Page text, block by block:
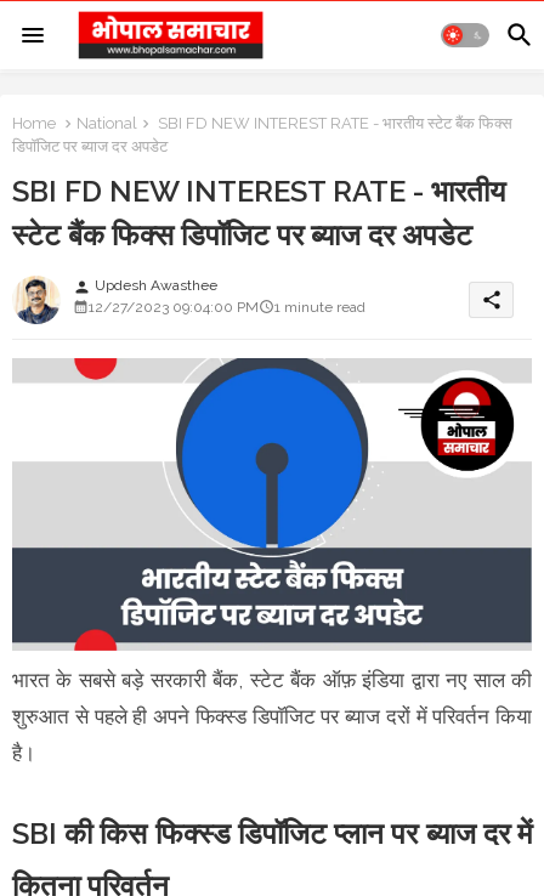
Home National
SBI FD NEW INTEREST RATE - भारतीय स्टेट बैंक फिक्स
डिपॉजिट पर ब्याज दर अपडेट
SBI FD NEW INTEREST RATE - भारतीय
स्टेट बैंक फिक्स डिपॉजिट पर ब्याज दर अपडेट
person Updesh Awasthee
12/27/2023 09:04:00 PM
1 minute read share
भारत के सबसे बड़े सरकारी बैंक, स्टेट बैंक ऑफ़ इंडिया द्वारा नए साल की
शुरुआत से पहले ही अपने फिक्स्ड डिपॉजिट पर ब्याज दरों में परिवर्तन किया
है।
SBI की किस फिक्स्ड डिपॉजिट प्लान पर ब्याज दर में
कितना परिवर्तन